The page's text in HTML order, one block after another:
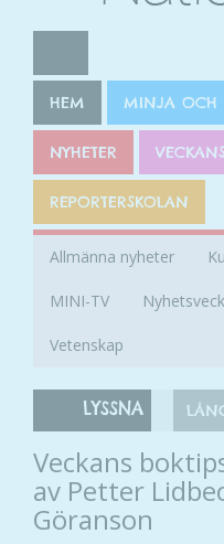
HEM MINJA OCH
NYHETER
REPORTERSKOLAN
Allmänna nyheter
MINI-TV
Vetenskap
LYSSNA
Veckans
av Petter
Göranson